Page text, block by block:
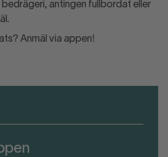
antingen fullbordat eller
Anmäl via appen!